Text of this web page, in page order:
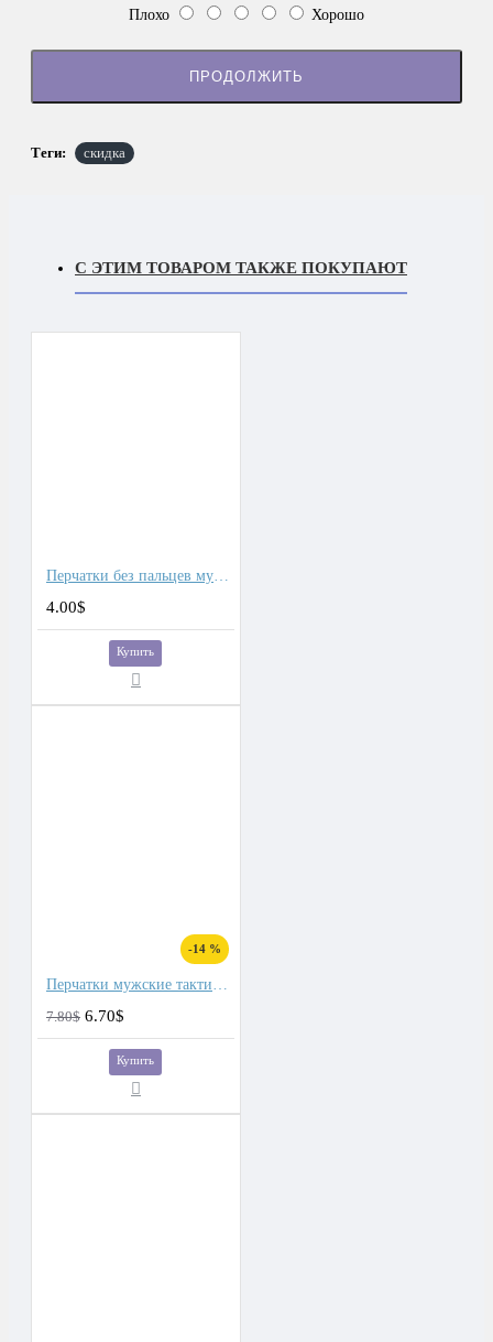
Плохо Хорошо
ПРОДОЛЖИТЬ
Теги: скидка
С ЭТИМ ТОВАРОМ ТАКЖЕ ПОКУПАЮТ
Перчатки без пальцев мужские тактические
4.00$
Купить
-14 %
Перчатки мужские тактические
7.80$ 6.70$
Купить